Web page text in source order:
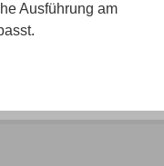
Ausführung am